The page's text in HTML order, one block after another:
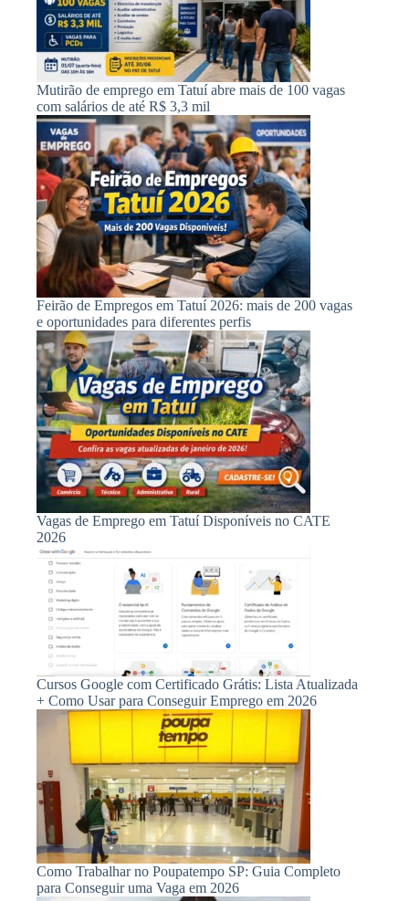
Mutirão de emprego em Tatuí abre mais de 100 vagas
com salários de até R$ 3,3 mil
Feirão de Empregos em Tatuí 2026: mais de 200 vagas
e oportunidades para diferentes perfis
Vagas de Emprego em Tatuí Disponíveis no CATE
2026
Cursos Google com Certificado Grátis: Lista Atualizada
+ Como Usar para Conseguir Emprego em 2026
Como Trabalhar no Poupatempo SP: Guia Completo
para Conseguir uma Vaga em 2026